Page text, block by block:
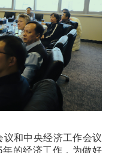
和中央经济工作会议
的经济工作，为做好